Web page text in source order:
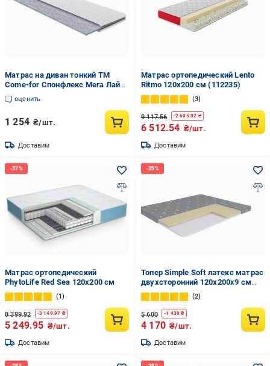
Матрас на диван тонкий ТМ
Come-for Спонфлекс Мега Лайт
120х200 см (2491268554)
оценить
1 254 ₴/шт.
Доставим
Матрас ортопедический Lento
Ritmo 120x200 см (112235)
3
9 117.56 -2 605.02 ₴
6 512.54 ₴/шт.
Доставим
Матрас ортопедический
PhytoLife Red Sea 120x200 см
1
8 399.92 -3 149.97 ₴
5 249.95 ₴/шт.
Доставим
Топер Simple Soft латекс матрас
двухсторонний 120x200х9 см
Серый
2
5 600 -1 430 ₴
4 170 ₴/шт.
Доставим